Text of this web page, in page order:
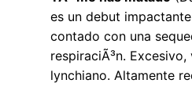
es un debut
contado con una
respiraciÃ³n.
lynchiano. Altamente